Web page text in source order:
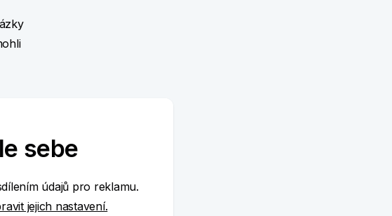
je
sebe
údajů pro reklamu.
jejich nastavení.